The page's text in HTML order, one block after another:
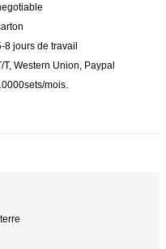
8 jours de travail
T, Western Union, Paypal
mois.